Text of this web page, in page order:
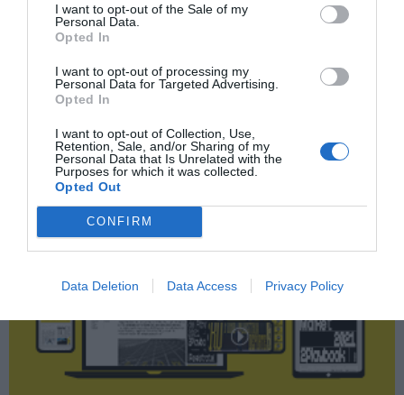
I want to opt-out of the Sale of my
Personal Data.
Opted In
I want to opt-out of processing my
Personal Data for Targeted Advertising.
Opted In
I want to opt-out of Collection, Use,
Retention, Sale, and/or Sharing of my
Personal Data that Is Unrelated with the
Purposes for which it was collected.
Opted Out
CONFIRM
Data Deletion Data Access Privacy Policy
2Playbook Club